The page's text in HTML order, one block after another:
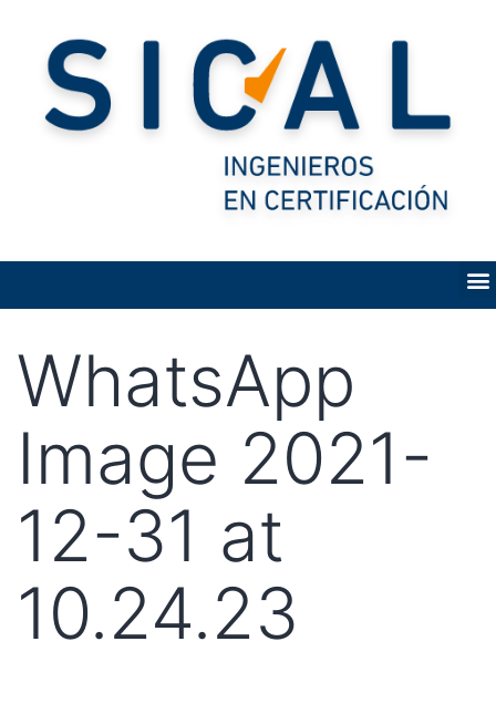
WhatsApp
Image 2021-
12-31 at
10.24.23